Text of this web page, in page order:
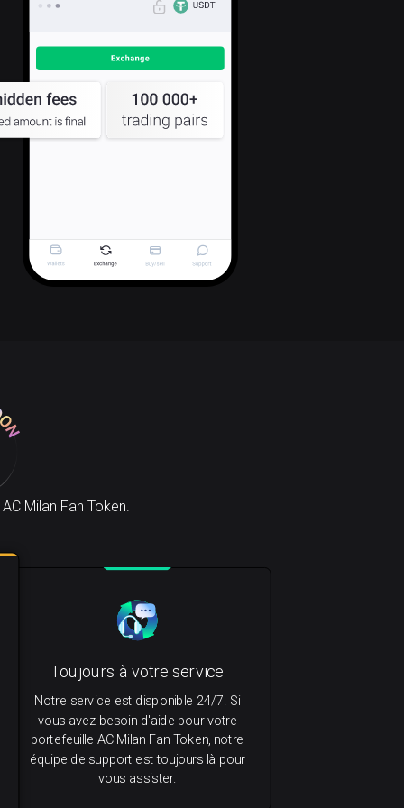
Milan Fan Token.
Toujours à votre service
Notre service est disponible 24/7. Si
vous avez besoin d'aide pour votre
portefeuille AC Milan Fan Token, notre
équipe de support est toujours là pour
vous assister.